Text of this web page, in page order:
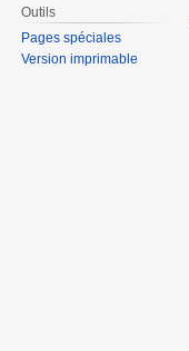
Outils
Pages spéciales
Version imprimable